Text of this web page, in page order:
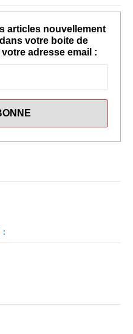
articles nouvellement
votre boite de
adresse email :
: